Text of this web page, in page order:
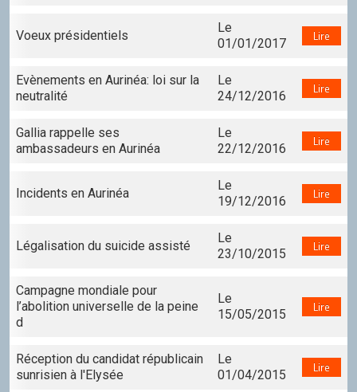
Voeux présidentiels
Le
01/01/2017
Lire
Evènements en Aurinéa: loi sur la
neutralité
Le
24/12/2016
Lire
Gallia rappelle ses
ambassadeurs en Aurinéa
Le
22/12/2016
Lire
Incidents en Aurinéa
Le
19/12/2016
Lire
Légalisation du suicide assisté
Le
23/10/2015
Lire
Campagne mondiale pour
l’abolition universelle de la peine
d
Le
15/05/2015
Lire
Réception du candidat républicain
sunrisien à l'Elysée
Le
01/04/2015
Lire